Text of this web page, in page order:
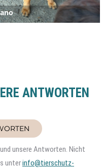
ANTWORTEN
unsere Antworten. Nicht
unterinfo@tierschutz-